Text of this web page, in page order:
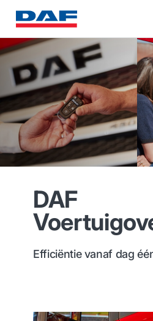
DAF
Efficiëntie vanaf dag